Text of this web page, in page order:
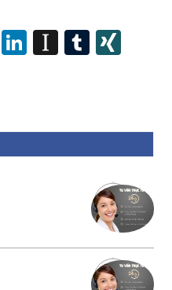
TwitterLinkedInTumblr